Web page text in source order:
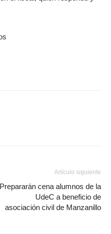
Artículo siguiente
Prepararán cena alumnos de la
UdeC a beneficio de
asociación civil de Manzanillo